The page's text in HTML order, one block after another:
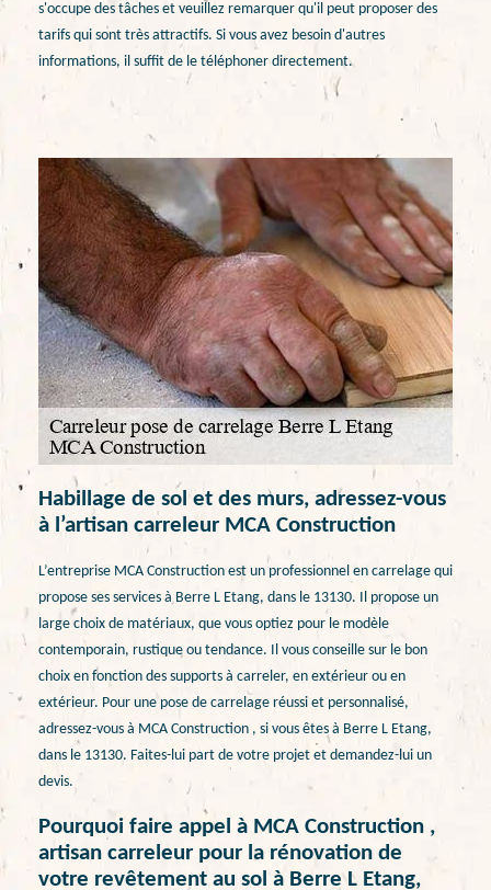
s'occupe des tâches et veuillez remarquer qu'il peut proposer des
tarifs qui sont très attractifs. Si vous avez besoin d'autres
informations, il suffit de le téléphoner directement.
Habillage de sol et des murs, adressez-vous
à l’artisan carreleur MCA Construction
L’entreprise MCA Construction est un professionnel en carrelage qui
propose ses services à Berre L Etang, dans le 13130. Il propose un
large choix de matériaux, que vous optiez pour le modèle
contemporain, rustique ou tendance. Il vous conseille sur le bon
choix en fonction des supports à carreler, en extérieur ou en
extérieur. Pour une pose de carrelage réussi et personnalisé,
adressez-vous à MCA Construction , si vous êtes à Berre L Etang,
dans le 13130. Faites-lui part de votre projet et demandez-lui un
devis.
Pourquoi faire appel à MCA Construction ,
artisan carreleur pour la rénovation de
votre revêtement au sol à Berre L Etang,